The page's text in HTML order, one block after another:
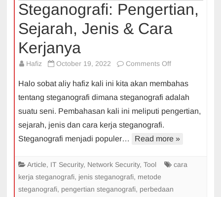
Steganografi: Pengertian,
Sejarah, Jenis & Cara
Kerjanya
Hafiz October 19, 2022 Comments Offon
Pengertian,
Sejarah,
Jenis
Cara
Halo sobat aliy hafiz kali ini kita akan membahas
tentang steganografi dimana steganografi adalah
suatu seni. Pembahasan kali ini meliputi pengertian,
sejarah, jenis dan cara kerja steganografi.
Steganografi menjadi populer…
Read more »
Article, IT Security, Network Security, Tool
cara
kerja steganografi, jenis steganografi, metode
steganografi, pengertian steganografi, perbedaan